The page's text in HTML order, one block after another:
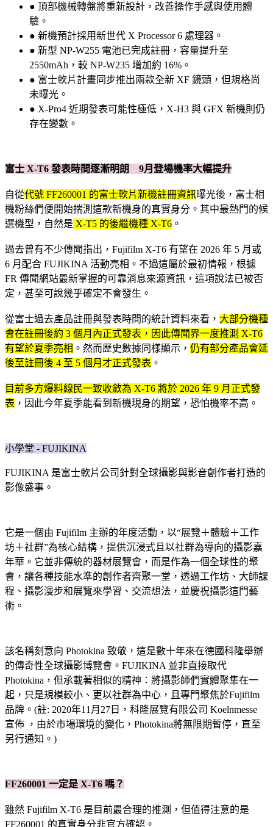
● 頂部機械轉盤將重新設計，改善操作手感與使用體
驗。
● 新機預計採用新世代 X Processor 6 處理器。
● 新型 NP-W255 電池已完成註冊，容量提升至
2550mAh，較 NP-W235 增加約 16%。
● 富士軟片計畫同步推出兩款全新 XF 鏡頭，但規格尚
未曝光。
● X-Pro4 近期發表可能性極低，X-H3 與 GFX 新機則仍
存在變數。
富士 X-T6 發表時間逐漸明朗 9月登場機率大幅提升
自從代號 FF260001 的富士軟片新機註冊資訊曝光後，富士相
機粉絲們便開始揣測這款新機身的真實身分。其中最熱門的候
選機型，自然是 X-T5 的後繼機種 X-T6 。
過去曾有不少傳聞指出，Fujifilm X-T6 有望在 2026 年 5 月或
6 月配合 FUJIKINA 活動亮相。不過這屬於最初情報，根據
FR 傳聞網站最新掌握的可靠消息來源資訊，這項說法已被否
定，甚至可說幾乎確定不會發生。
從富士過去產品註冊與發表時間的統計資料來看， 大部分機種
會在註冊後約 3 個月內正式發表，因此傳聞界一度推測 X-T6
有望於夏季亮相 。然而歷史數據同樣顯示， 仍有部分產品會延
後至註冊後 4 至 5 個月才正式發表 。
目前多方爆料線民一致收斂為 X-T6 將於 2026 年 9 月正式發
表 ，因此今年夏季能看到新機現身的期望，恐怕機率不高。
小學堂 - FUJIKINA
FUJIKINA 是富士軟片公司針對全球攝影與影音創作者打造的
影像盛事。
它是一個由 Fujifilm 主辦的年度活動，以“展覽＋體驗＋工作
坊＋社群”為核心結構，提供沉浸式且以社群為導向的攝影嘉
年華。它並非傳統的器材展覽會，而是作為一個全球性的聚
會，讓各種技能水準的創作者齊聚一堂，透過工作坊、大師課
程、攝影漫步和展覽來學習、交流想法，並慶祝攝影這門藝
術。
該名稱刻意向 Photokina 致敬，這是數十年來在德國科隆舉辦
的傳奇性全球攝影博覽會。FUJIKINA 並非直接取代
Photokina，但承載著相似的精神：將攝影師們實體聚集在一
起，只是規模較小、更以社群為中心，且專門聚焦於Fujifilm
品牌。(註: 2020年11月27日，科隆展覽有限公司 Koelnmesse
宣佈 ，由於市場環境的變化，Photokina將無限期暫停，直至
另行通知。)
FF260001 一定是 X-T6 嗎？
雖然 Fujifilm X-T6 是目前最合理的推測，但值得注意的是
FF260001 的真實身分非官方確認。